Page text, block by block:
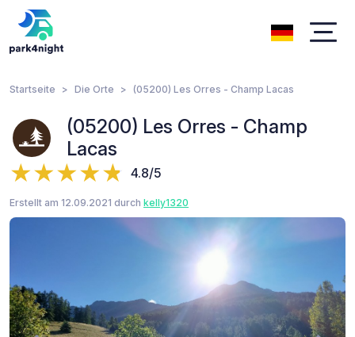
Startseite Die Orte (05200) Les Orres - Champ Lacas
(05200) Les Orres - Champ
Lacas
4.8/5
Erstellt am 12.09.2021 durch kelly1320